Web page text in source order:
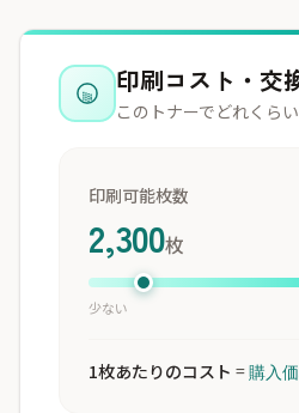
印刷コスト・交
このトナーでどれくら
印刷可能枚数
2,300枚
少ない
1枚あたりのコスト =購入